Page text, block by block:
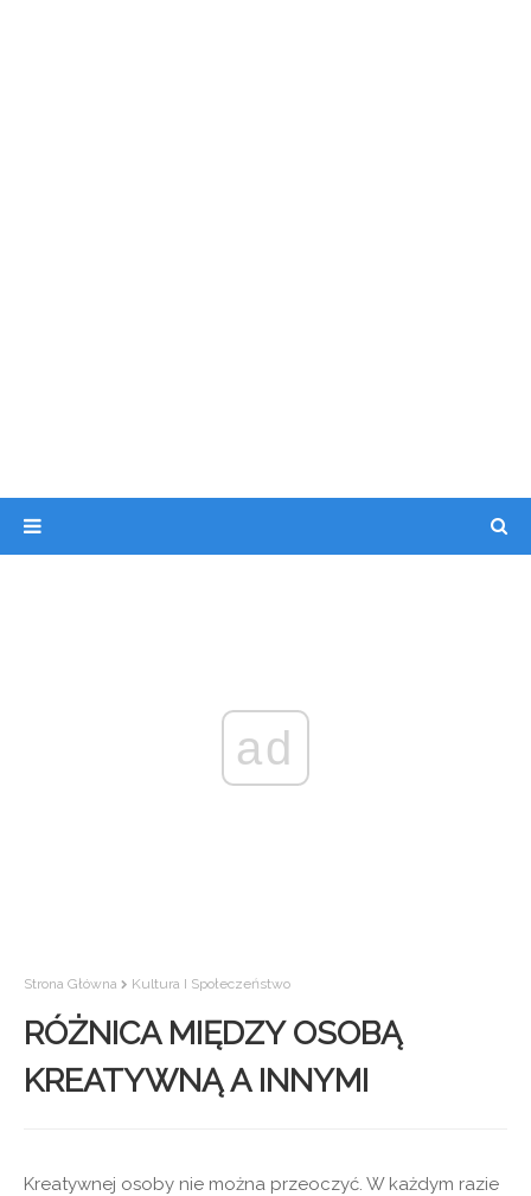
ad
Strona Główna Kultura I Społeczeństwo
RÓŻNICA MIĘDZY OSOBĄ
KREATYWNĄ A INNYMI
Kreatywnej osoby nie można przeoczyć. W każdym razie